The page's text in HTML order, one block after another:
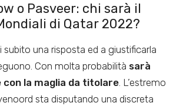
o Pasveer: chi sarà il
di Qatar 2022?
subito una risposta ed a giustificarla
Con molta probabilità sarà
con la maglia da titolare. L’estremo
sta disputando una discreta